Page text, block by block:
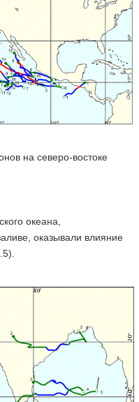
на северо-востоке
океана,
оказывали влияние